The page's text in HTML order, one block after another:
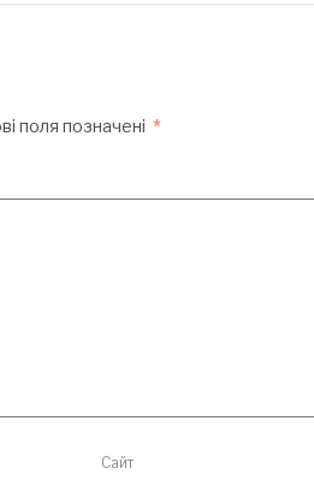
поля позначені *
Сайт